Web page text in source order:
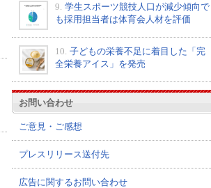
9. 学生スポーツ競技人口が減少傾向で
も採用担当者は体育会人材を評価
10. 子どもの栄養不足に着目した「完
全栄養アイス」を発売
お問い合わせ
ご意見・ご感想
プレスリリース送付先
広告に関するお問い合わせ